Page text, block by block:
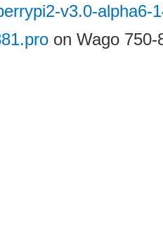
v3.0-alpha6-
on Wago 750-